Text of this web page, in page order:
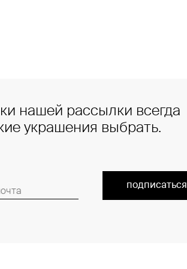
нашей рассылки всегда
украшения выбрать.
подписаться